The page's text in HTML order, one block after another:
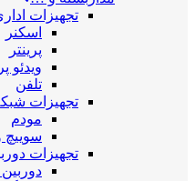
تجهیزات
اسکنر
پرینتر
ویدئو
تلفن
تجهیزات
مودم
تجهیزات